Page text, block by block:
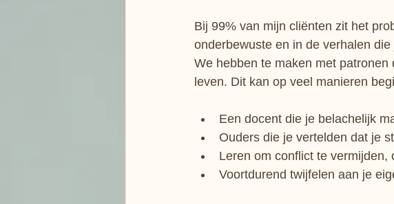
Bij 99% van mijn cliënten zit het
onderbewuste en in de verhalen
We hebben te maken met
leven. Dit kan op veel manieren
Een docent die je belachelijk
Ouders die je vertelden dat je
Leren om conflict te
Voortdurend twijfelen aan je